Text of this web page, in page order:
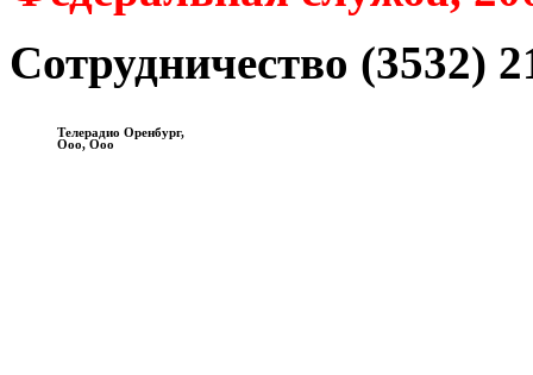
Сотрудничество (3532)
Телерадио Оренбург,
Ооо, Ооо